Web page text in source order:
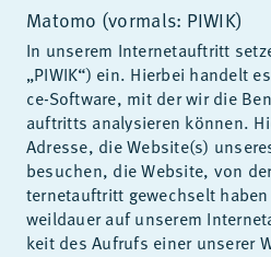
Matomo (vormals: PIWIK)
In un­se­rem In­ter­net­auf­tritt
„PI­WIK“) ein. Hier­bei han­delt
ce-Soft­ware, mit der wir die
auf­tritts ana­ly­sie­ren kön­nen.
Adres­se, die Web­site(s)
be­su­chen, die Web­site, von
ter­net­auf­tritt ge­wech­selt ha­ben
weil­dau­er auf un­se­rem
keit des Auf­rufs ei­ner un­se­rer